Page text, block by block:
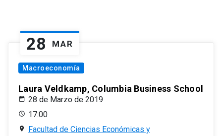
28 MAR
Macroeconomía
Laura Veldkamp, Columbia Business School
28 de Marzo de 2019
17:00
Facultad de Ciencias Económicas y